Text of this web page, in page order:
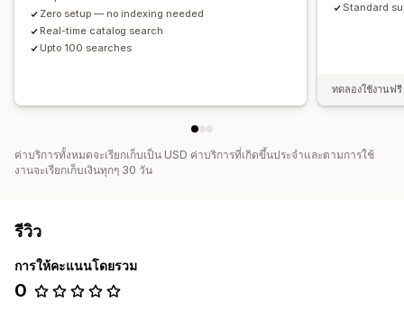
Zero setup — no indexing needed
Real-time catalog search
Upto 100 searches
Standard
ทดลองใช้งานฟ
ค่าบริการทั้งหมดจะเรียกเก็บเป็น USD ค่าบริการที่เกิดขึ้นประจำและตามการใช้
งานจะเรียกเก็บเงินทุกๆ 30 วัน
รีวิว
การให้คะแนนโดยรวม
0